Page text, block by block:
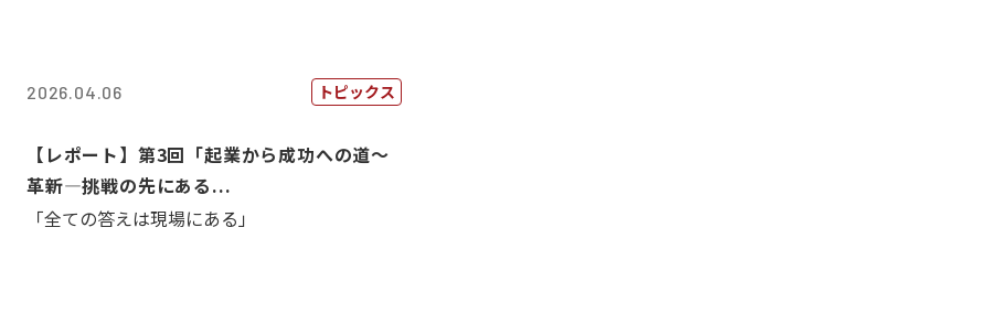
2026.04.06 トピックス
【レポート】第3回「起業から成功への道～
革新―挑戦の先にある...
「全ての答えは現場にある」